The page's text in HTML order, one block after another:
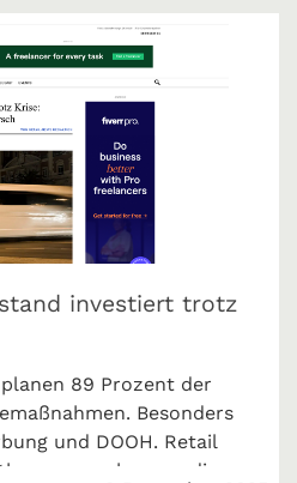
investiert trotz
89 Prozent der
Besonders
und DOOH. Retail
– auch wenn die